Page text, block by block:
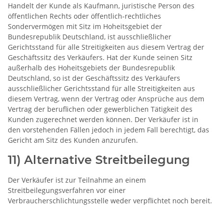
Handelt der Kunde als Kaufmann, juristische Person des
öffentlichen Rechts oder öffentlich-rechtliches
Sondervermögen mit Sitz im Hoheitsgebiet der
Bundesrepublik Deutschland, ist ausschließlicher
Gerichtsstand für alle Streitigkeiten aus diesem Vertrag der
Geschäftssitz des Verkäufers. Hat der Kunde seinen Sitz
außerhalb des Hoheitsgebiets der Bundesrepublik
Deutschland, so ist der Geschäftssitz des Verkäufers
ausschließlicher Gerichtsstand für alle Streitigkeiten aus
diesem Vertrag, wenn der Vertrag oder Ansprüche aus dem
Vertrag der beruflichen oder gewerblichen Tätigkeit des
Kunden zugerechnet werden können. Der Verkäufer ist in
den vorstehenden Fällen jedoch in jedem Fall berechtigt, das
Gericht am Sitz des Kunden anzurufen.
11) Alternative Streitbeilegung
Der Verkäufer ist zur Teilnahme an einem
Streitbeilegungsverfahren vor einer
Verbraucherschlichtungsstelle weder verpflichtet noch bereit.